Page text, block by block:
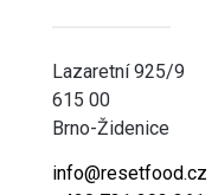
Lazaretní 925/9
615 00
Brno-Židenice
info@resetfood.cz